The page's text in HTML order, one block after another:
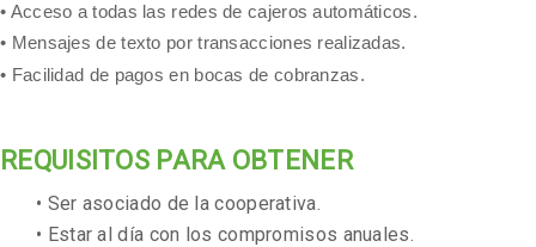
• Acceso a todas las redes de cajeros automáticos.
• Mensajes de texto por transacciones realizadas.
• Facilidad de pagos en bocas de cobranzas.
REQUISITOS PARA OBTENER
• Ser asociado de la cooperativa.
• Estar al día con los compromisos anuales.